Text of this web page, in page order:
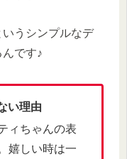
うシンプルなデ
です♪
い理由
ィちゃんの表
嬉しい時は一